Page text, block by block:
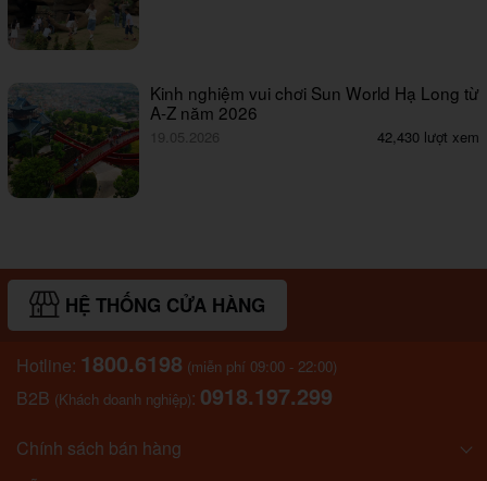
Kinh nghiệm vui chơi Sun World Hạ Long từ
A-Z năm 2026
19.05.2026 42,430 lượt xem
HỆ THỐNG CỬA HÀNG
Hotline: 1800.6198 (miễn phí 09:00 - 22:00)
B2B (Khách doanh nghiệp): 0918.197.299
Chính sách bán hàng